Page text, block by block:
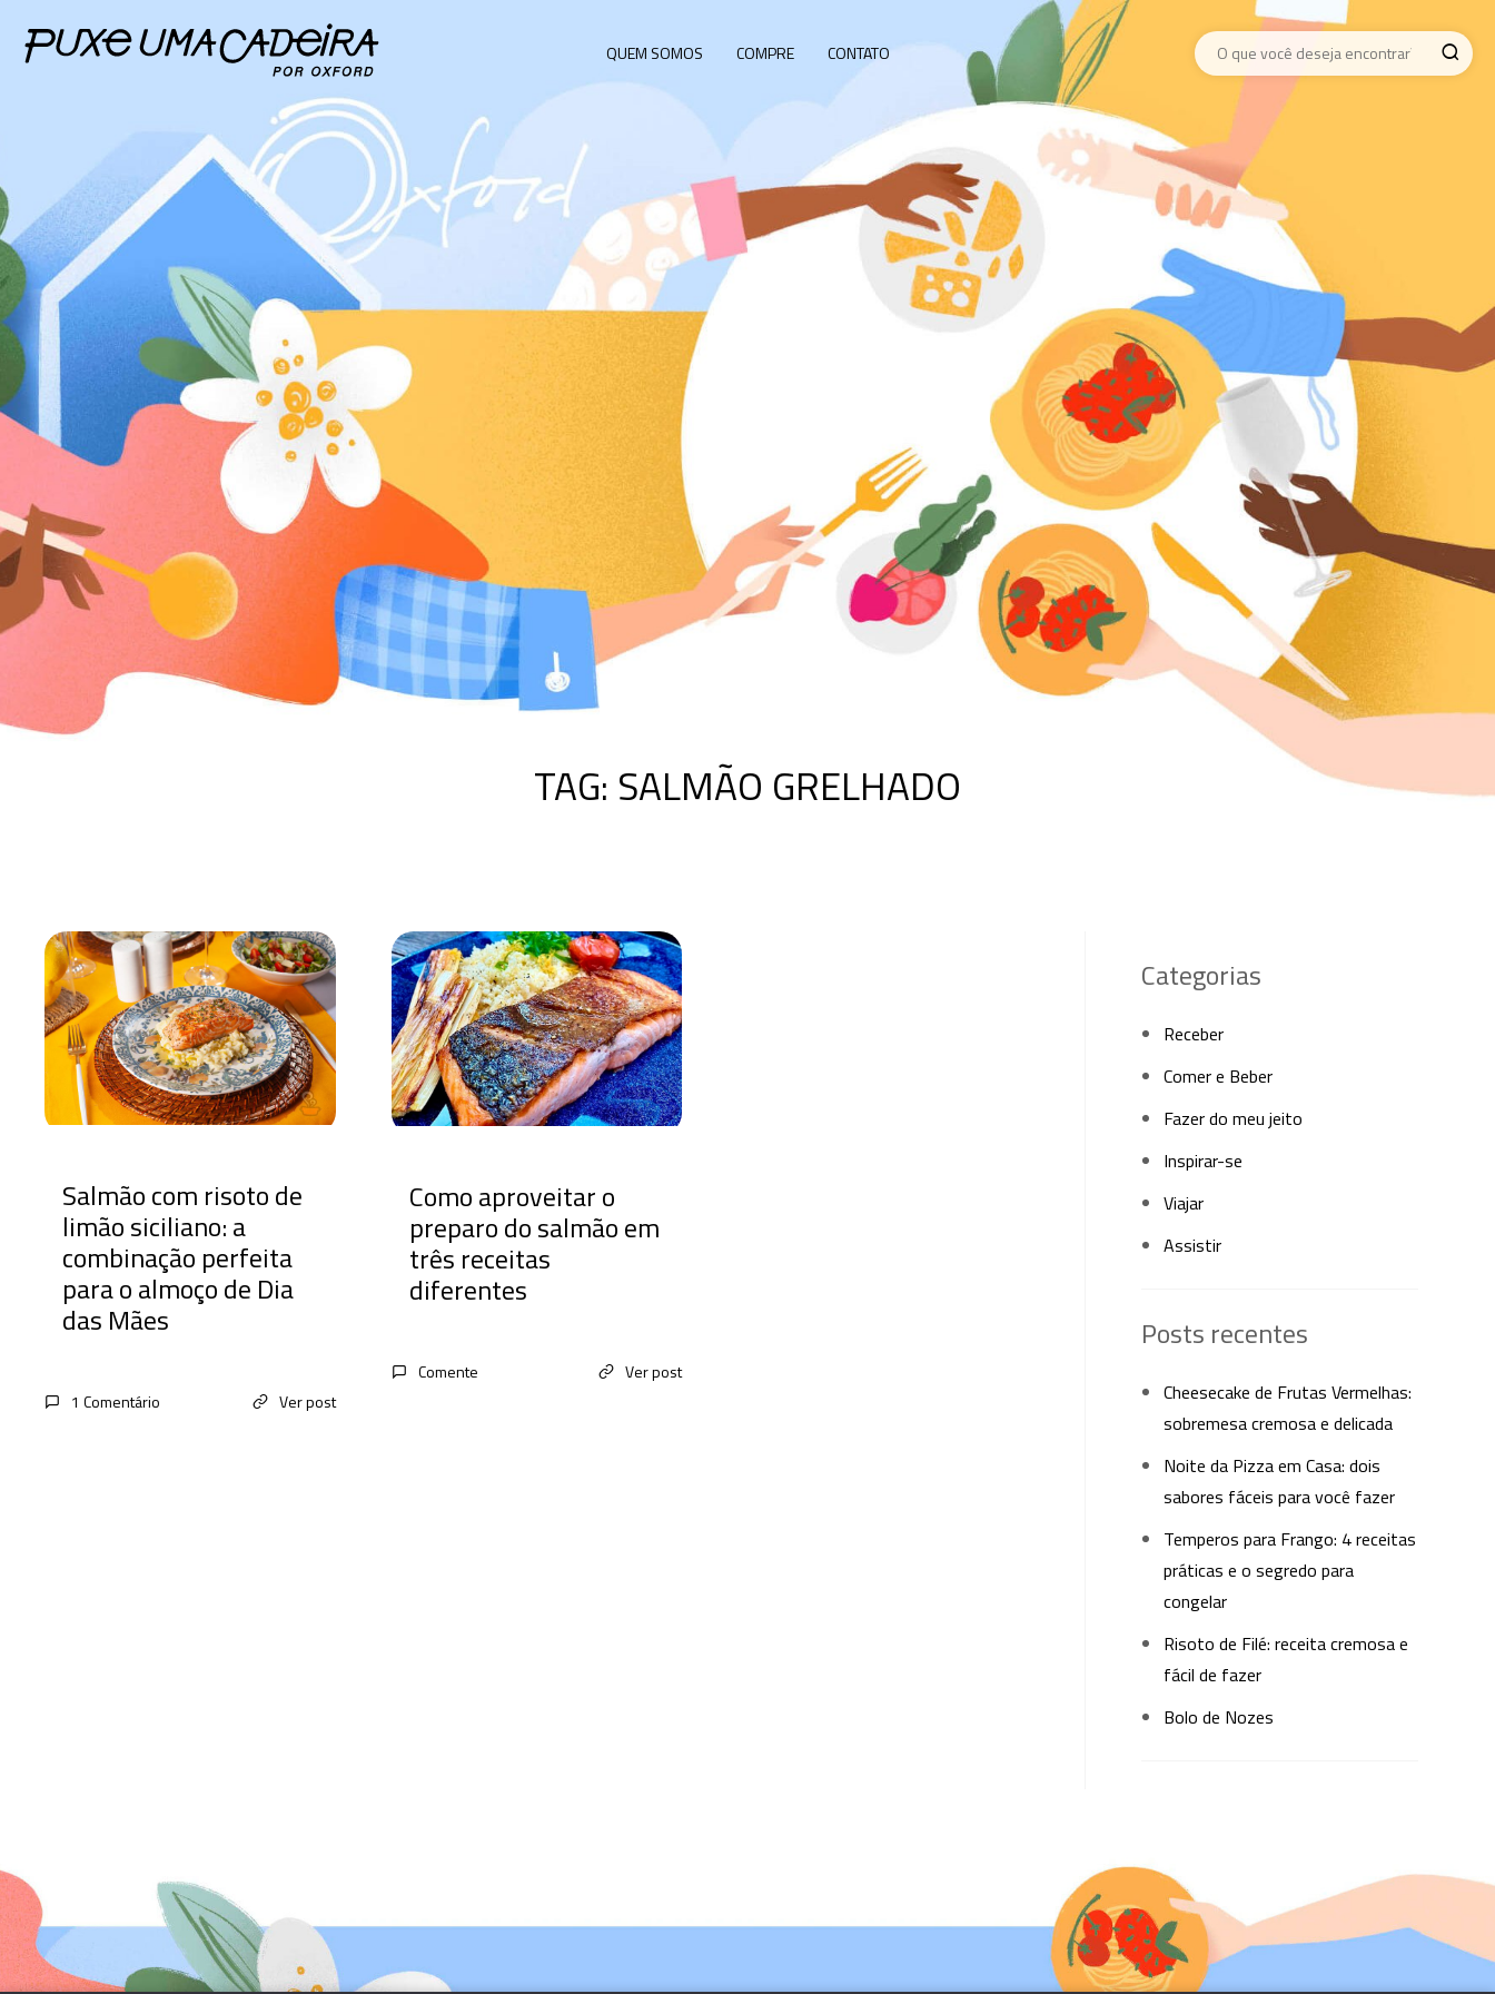
QUEM SOMOS COMPRE CONTATO
TAG: SALMÃO GRELHADO
Salmão com risoto de
limão siciliano: a
combinação perfeita
para o almoço de Dia
das Mães
1 Comentário Ver post
Como aproveitar o
preparo do salmão em
três receitas
diferentes
Comente Ver post
Categorias
Receber
Comer e Beber
Fazer do meu jeito
Inspirar-se
Viajar
Assistir
Posts recentes
Cheesecake de Frutas Vermelhas:
sobremesa cremosa e delicada
Noite da Pizza em Casa: dois
sabores fáceis para você fazer
Temperos para Frango: 4 receitas
práticas e o segredo para
congelar
Risoto de Filé: receita cremosa e
fácil de fazer
Bolo de Nozes